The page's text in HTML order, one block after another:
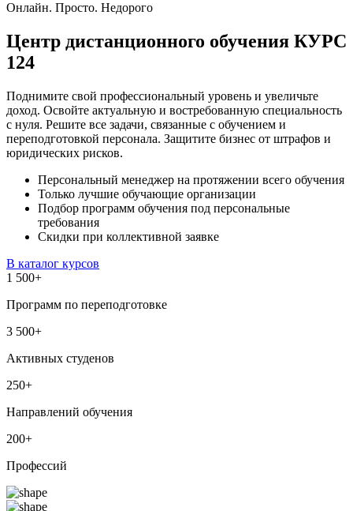
Онлайн. Просто. Недорого
Центр дистанционного обучения КУРС
124
Поднимите свой профессиональный уровень и увеличьте
доход. Освойте актуальную и востребованную специальность
с нуля. Решите все задачи, связанные с обучением и
переподготовкой персонала. Защитите бизнес от штрафов и
юридических рисков.
Персональный менеджер на протяжении всего обучения
Только лучшие обучающие организации
Подбор программ обучения под персональные
требования
Скидки при коллективной заявке
В каталог курсов
1 500+
Программ по переподготовке
3 500+
Активных студенов
250+
Направлений обучения
200+
Профессий